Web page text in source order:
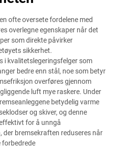
ofte oversete fordelene med
overlegne egenskaper når det
som direkte påvirker
sikkerhet.
i kvalitetslegeringsfelger som
bedre enn stål, noe som betyr
overføres gjennom
luft mye raskere. Under
betydelig varme
og skiver, og denne
for å unngå
der bremsekraften reduseres når
forbedrede